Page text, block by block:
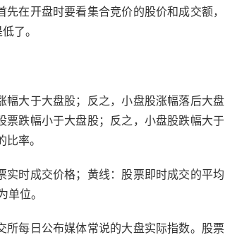
在开盘时要看集合竞价的股价和成交额，
了。
大于大盘股；反之，小盘股涨幅落后大盘
跌幅小于大盘股；反之，小盘股跌幅大于
率。
时成交价格；黄线：股票即时成交的平均
单位。
所每日公布媒体常说的大盘实际指数。股票